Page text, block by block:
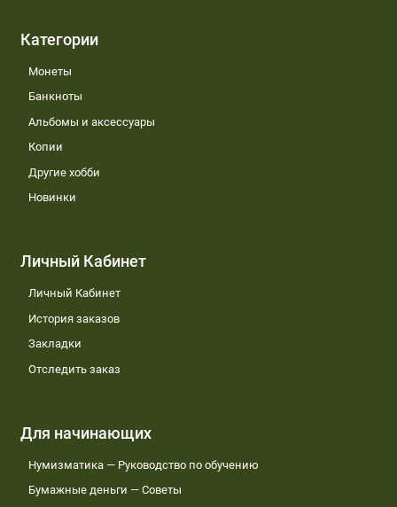
Категории
Монеты
Банкноты
Альбомы и аксессуары
Копии
Другие хобби
Новинки
Личный Кабинет
Личный Кабинет
История заказов
Закладки
Отследить заказ
Для начинающих
Нумизматика — Руководство по обучению
Бумажные деньги — Советы